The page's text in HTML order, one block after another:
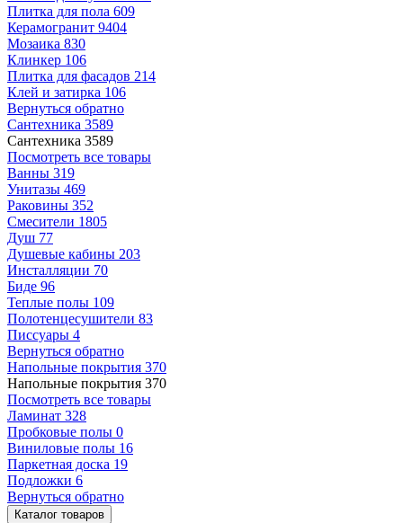
Плитка для пола 609
Керамогранит 9404
Мозаика 830
Клинкер 106
Плитка для фасадов 214
Клей и затирка 106
Вернуться обратно
Сантехника 3589
Сантехника 3589
Посмотреть все товары
Ванны 319
Унитазы 469
Раковины 352
Смесители 1805
Душ 77
Душевые кабины 203
Инсталляции 70
Биде 96
Теплые полы 109
Полотенцесушители 83
Писсуары 4
Вернуться обратно
Напольные покрытия 370
Напольные покрытия 370
Посмотреть все товары
Ламинат 328
Пробковые полы 0
Виниловые полы 16
Паркетная доска 19
Подложки 6
Вернуться обратно
Каталог товаров